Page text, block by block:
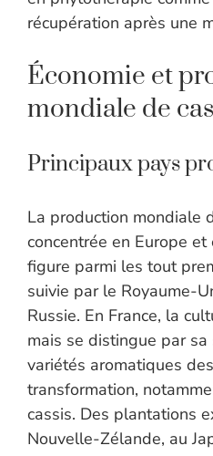
récupération après une
Économie et
mondiale de
Principaux pays
La production mondiale
concentrée en Europe
figure parmi les tout
suivie par le Royaume-
Russie. En France, la
mais se distingue par
variétés aromatiques
transformation,
cassis. Des plantations
Nouvelle-Zélande, au